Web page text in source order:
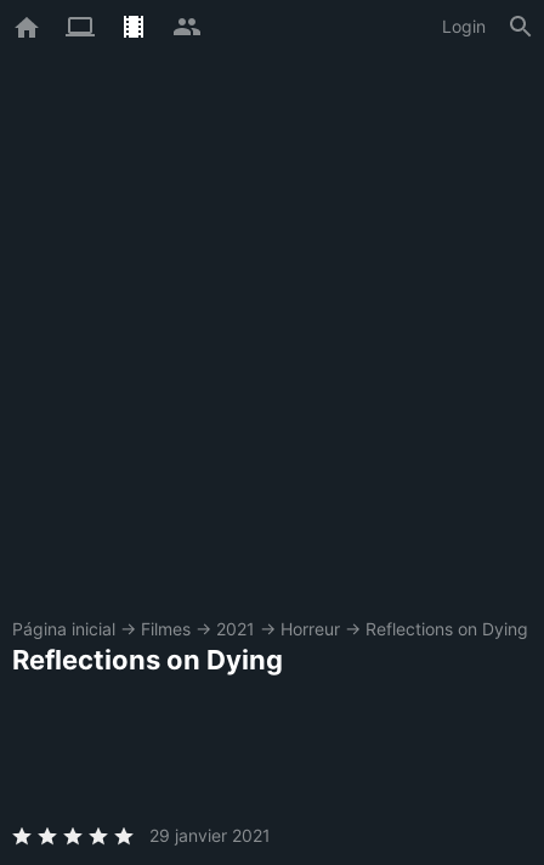
Login
Página inicial → Filmes → 2021 → Horreur → Reflections on Dying
Reflections on Dying
29 janvier 2021